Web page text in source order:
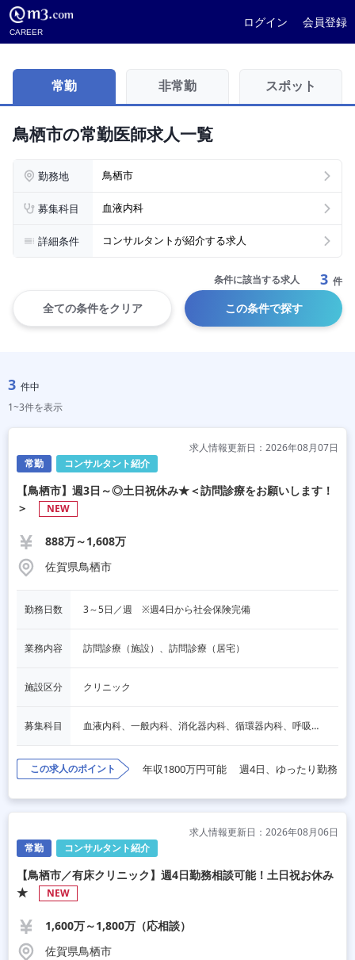
CAREER
ログイン 会員登録
常勤 非常勤 スポット
鳥栖市の常勤医師求人一覧
勤務地 鳥栖市
募集科目 血液内科
詳細条件 コンサルタントが紹介する求人
条件に該当する求人 3 件
全ての条件をクリア この条件で探す
3 件中
1~3件を表示
常勤 コンサルタント紹介
求人情報更新日：2026年08月07日
【鳥栖市】週3日～◎土日祝休み★＜訪問診療をお願いします！
＞
NEW
888万～1,608万
佐賀県鳥栖市
勤務日数 3～5日／週　※週4日から社会保険完備
業務内容 訪問診療（施設）、訪問診療（居宅）
施設区分 クリニック
募集科目 血液内科、一般内科、消化器内科、循環器内科、呼吸器内科、脳神経内科、内分泌内科、老人内科、一般外科、消化器外科、その他
この求人のポイント 年収1800万円可能 週4日、ゆったり勤務
常勤 コンサルタント紹介
求人情報更新日：2026年08月06日
【鳥栖市／有床クリニック】週4日勤務相談可能！土日祝お休み
★
NEW
1,600万～1,800万（応相談）
佐賀県鳥栖市